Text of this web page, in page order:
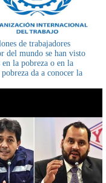
de trabajadores
del mundo se han visto
en la pobreza o en la
da a conocer la